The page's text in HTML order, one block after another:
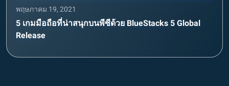
พฤษภาคม 19, 2021
5 เกมมือถือที่น่าสนุกบนพีซีด้วย BlueStacks 5 Global
Release